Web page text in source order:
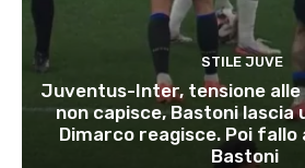
STILE JUVE
Juventus-Inter, tensione alle
non capisce, Bastoni lascia
Dimarco reagisce. Poi
Bastoni